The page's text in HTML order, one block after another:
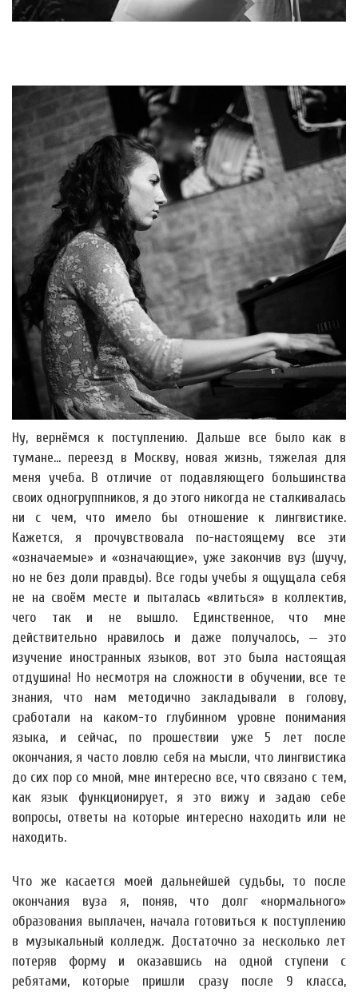
Ну, вернёмся к поступлению. Дальше все было как в
тумане... переезд в Москву, новая жизнь, тяжелая для
меня учеба. В отличие от подавляющего большинства
своих одногруппников, я до этого никогда не сталкивалась
ни с чем, что имело бы отношение к лингвистике.
Кажется, я прочувствовала по-настоящему все эти
«означаемые» и «означающие», уже закончив вуз (шучу,
но не без доли правды). Все годы учебы я ощущала себя
не на своём месте и пыталась «влиться» в коллектив,
чего так и не вышло. Единственное, что мне
действительно нравилось и даже получалось, — это
изучение иностранных языков, вот это была настоящая
отдушина! Но несмотря на сложности в обучении, все те
знания, что нам методично закладывали в голову,
сработали на каком-то глубинном уровне понимания
языка, и сейчас, по прошествии уже 5 лет после
окончания, я часто ловлю себя на мысли, что лингвистика
до сих пор со мной, мне интересно все, что связано с тем,
как язык функционирует, я это вижу и задаю себе
вопросы, ответы на которые интересно находить или не
находить.
Что же касается моей дальнейшей судьбы, то после
окончания вуза я, поняв, что долг «нормального»
образования выплачен, начала готовиться к поступлению
в музыкальный колледж. Достаточно за несколько лет
потеряв форму и оказавшись на одной ступени с
ребятами, которые пришли сразу после 9 класса,